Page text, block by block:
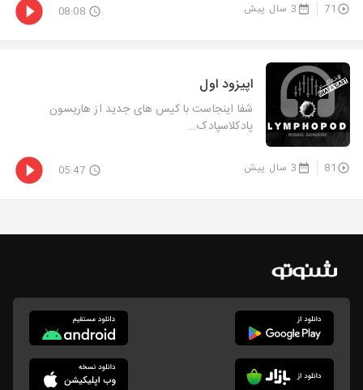
71 3 سال پیش 08:08
اپیزود اول
شفا اینجاست با کیس های جدید از هاریسون
پادکلاسپادک...
81 3 سال پیش 05:47